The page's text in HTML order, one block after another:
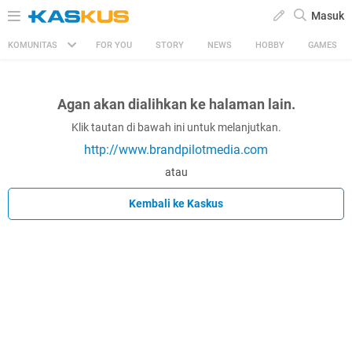
Masuk
KOMUNITAS FOR YOU STORY NEWS HOBBY GAMES
Agan akan dialihkan ke halaman lain.
Klik tautan di bawah ini untuk melanjutkan.
http://www.brandpilotmedia.com
atau
Kembali ke Kaskus